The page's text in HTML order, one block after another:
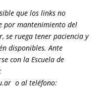
que los links no
por mantenimiento del
se ruega tener paciencia y
disponibles. Ante
con la Escuela de
o al teléfono: